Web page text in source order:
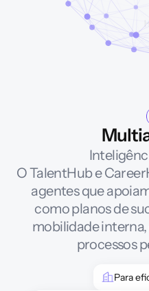
O TalentHub e
agentes que
como planos de
mobilidade
processos
Para